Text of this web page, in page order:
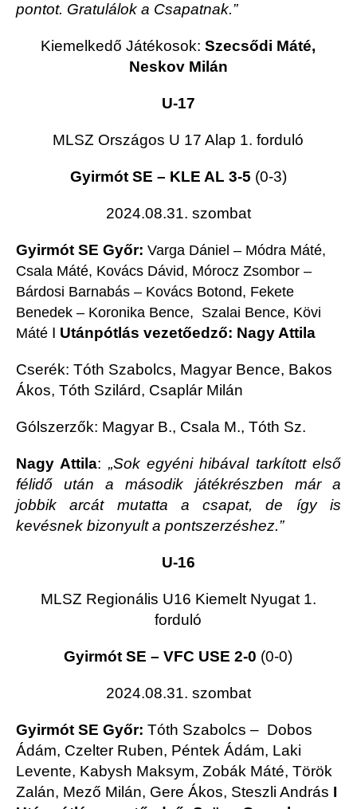
pontot. Gratulálok a Csapatnak.”
Kiemelkedő Játékosok:Szecsődi Máté,
Neskov Milán
U-17
MLSZ Országos U 17 Alap 1. forduló
Gyirmót SE – KLE AL 3-5 (0-3)
2024.08.31. szombat
Gyirmót SE Győr: Varga Dániel – Módra Máté,
Csala Máté, Kovács Dávid, Mórocz Zsombor –
Bárdosi Barnabás – Kovács Botond, Fekete
Benedek – Koronika Bence, Szalai Bence, Kövi
Máté I Utánpótlás vezetőedző: Nagy Attila
Cserék: Tóth Szabolcs, Magyar Bence, Bakos
Ákos, Tóth Szilárd, Csaplár Milán
Gólszerzők: Magyar B., Csala M., Tóth Sz.
Nagy Attila: „Sok egyéni hibával tarkított első
félidő után a második játékrészben már a
jobbik arcát mutatta a csapat, de így is
kevésnek bizonyult a pontszerzéshez.”
U-16
MLSZ Regionális U16 Kiemelt Nyugat 1.
forduló
Gyirmót SE – VFC USE 2-0 (0-0)
2024.08.31. szombat
Gyirmót SE Győr: Tóth Szabolcs – Dobos
Ádám, Czelter Ruben, Péntek Ádám, Laki
Levente, Kabysh Maksym, Zobák Máté, Török
Zalán, Mező Milán, Gere Ákos, Steszli András I